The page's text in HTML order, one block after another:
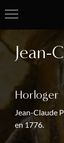
Jean-
Horloger
Jean-Claude
en 1776.